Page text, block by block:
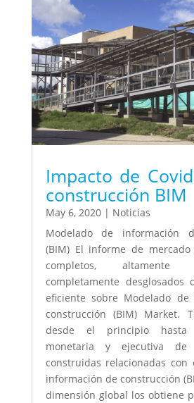
Impacto de
construcción BIM
May 6, 2020| Noticias
Modelado de información
(BIM) El informe de
completos,
completamente desglosados
eficiente sobre Modelado de
construcción (BIM) Market.
desde el principio hasta
monetaria y ejecutiva de
construidas relacionadas con
información de construcción
dimensión global los obtiene